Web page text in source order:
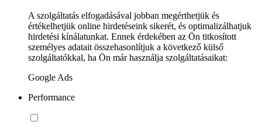
A szolgáltatás elfogadásával jobban megérthetjük és
értékelhetjük online hirdetéseink sikerét, és optimalizálhatjuk
hirdetési kínálatunkat. Ennek érdekében az Ön titkosított
személyes adatait összehasonlítjuk a következő külső
szolgáltatókkal, ha Ön már használja szolgáltatásaikat:
Google Ads
Performance